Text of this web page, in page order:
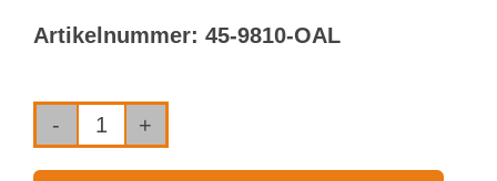
Artikelnummer: 45-9810-OAL
Bohrrohr
Typ